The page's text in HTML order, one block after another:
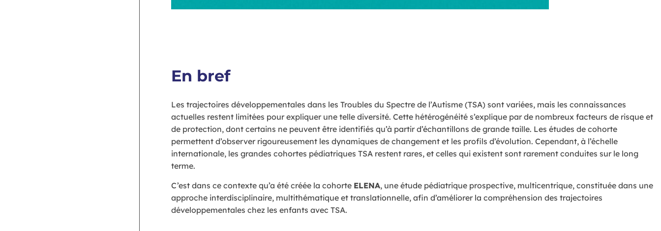
En bref
Les trajectoires développementales dans les Troubles du Spectre de l’Autisme (TSA) sont variées, mais les connaissances
actuelles restent limitées pour expliquer une telle diversité. Cette hétérogénéité s’explique par de nombreux facteurs de risque et
de protection, dont certains ne peuvent être identifiés qu’à partir d’échantillons de grande taille. Les études de cohorte
permettent d’observer rigoureusement les dynamiques de changement et les profils d’évolution. Cependant, à l’échelle
internationale, les grandes cohortes pédiatriques TSA restent rares, et celles qui existent sont rarement conduites sur le long
terme.
C’est dans ce contexte qu’a été créée la cohorte ELENA, une étude pédiatrique prospective, multicentrique, constituée dans une
approche interdisciplinaire, multithématique et translationnelle, afin d’améliorer la compréhension des trajectoires
développementales chez les enfants avec TSA.